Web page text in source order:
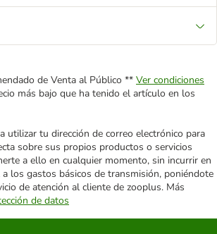
de Venta al Público ** Ver condiciones
más bajo que ha tenido el artículo en los
utilizar tu dirección de correo electrónico para
sobre sus propios productos o servicios
a ello en cualquier momento, sin incurrir en
los gastos básicos de transmisión, poniéndote
de atención al cliente de zooplus. Más
de datos